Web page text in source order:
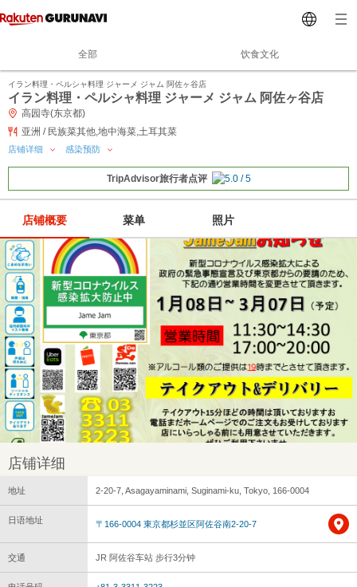
全部 饮食文化
イラン料理・ペルシャ料理 ジャーメ ジャム 阿佐ヶ谷店
イラン料理・ペルシャ料理 ジャーメ ジャム 阿佐ヶ谷店
高园寺(东京都)
亚洲 / 民族菜其他,地中海菜,土耳其菜
店铺详细 感染预防
TripAdvisor旅行者点评
店铺概要 菜单 照片
店铺详细
地址 2-20-7, Asagayaminami, Suginami-ku, Tokyo, 166-0004
日语地址 〒166-0004 東京都杉並区阿佐谷南2-20-7
交通 JR 阿佐谷车站 步行3分钟